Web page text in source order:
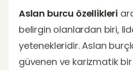
Aslan burcu özellikleri
belirgin olanlardan biri,
yetenekleridir. Aslan
güvenen ve karizmatik